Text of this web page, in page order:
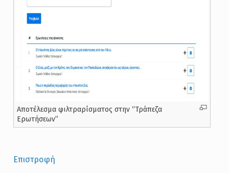
Αποτέλεσμα φιλτραρίσματος στην “Τράπεζα
Ερωτήσεων”
Επιστροφή